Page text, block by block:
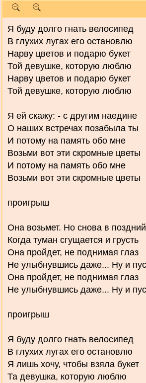
Я буду долго гнать велосипед
В глухих лугах его остановлю
Нарву цветов и подарю букет
Той девушке, которую люблю
Нарву цветов и подарю букет
Той девушке, которую люблю
Я ей скажу: - с другим наедине
О наших встречах позабыла ты
И потому на память обо мне
Возьми вот эти скромные цветы
И потому на память обо мне
Возьми вот эти скромные цветы
проигрыш
Она возьмет. Но снова в
Когда туман сгущается и грусть
Она пройдет, не поднимая глаз
Не улыбнувшись даже... Ну и
Она пройдет, не поднимая глаз
Не улыбнувшись даже... Ну и
проигрыш
Я буду долго гнать велосипед
В глухих лугах его остановлю
Я лишь хочу, чтобы взяла букет
Та девушка, которую люблю